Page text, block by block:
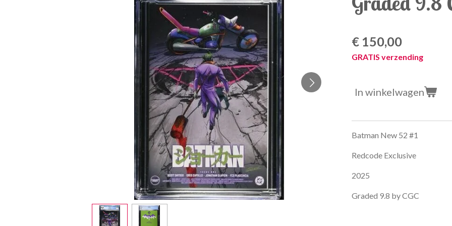
€ 150,00
GRATIS verzending
In winkelwagen
Batman New 52 #1
Redcode Exclusive
2025
Graded 9.8 by CGC